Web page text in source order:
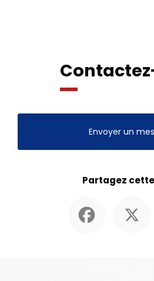
Envoyer un
Partagez